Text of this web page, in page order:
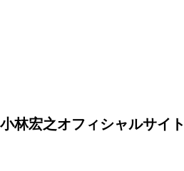
小林宏之オフィシャルサイト